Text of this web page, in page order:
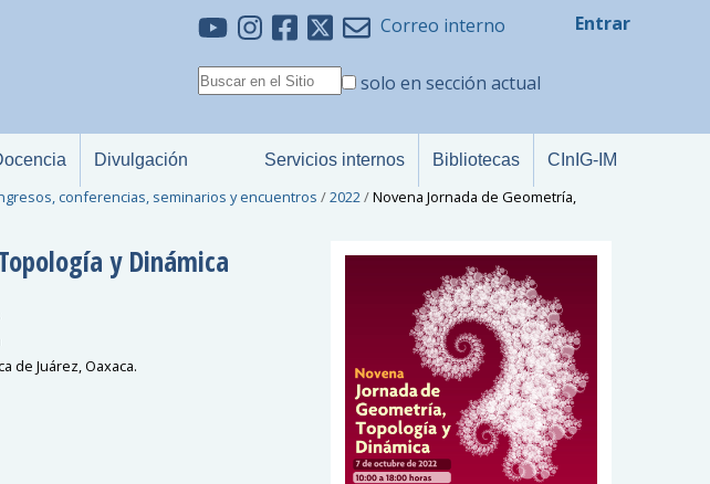
Correo interno
solo en sección actual
Entrar
Divulgación Servicios internos Bibliotecas CInIG-IM
conferencias, seminarios y encuentros /2022/Novena Jornada de Geometría,
y Dinámica
de Juárez, Oaxaca.